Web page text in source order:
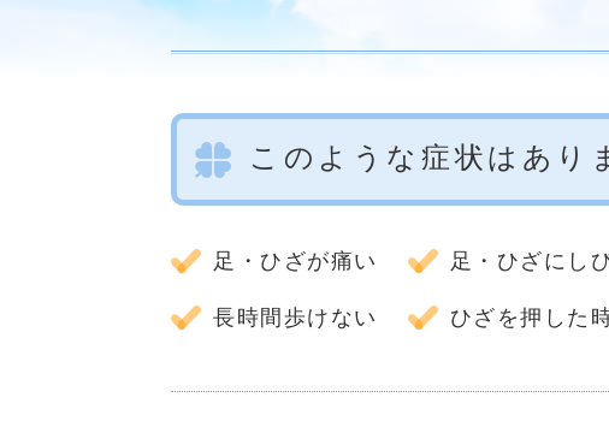
このような症状はあり
足・ひざが痛い 足・ひざにし
長時間歩けない ひざを押した